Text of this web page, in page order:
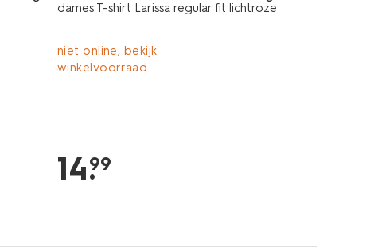
dames T-shirt Larissa regular fit lichtroze
niet online, bekijk
winkelvoorraad
14.
99